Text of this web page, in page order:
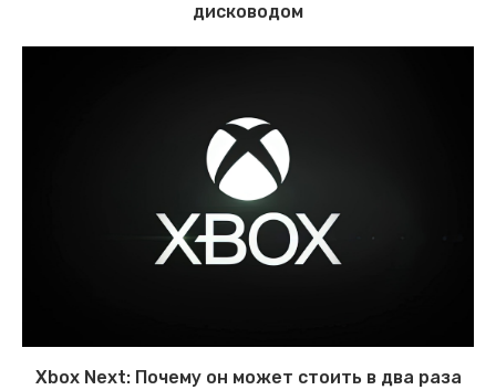
дисководом
Xbox Next: Почему он может стоить в два раза